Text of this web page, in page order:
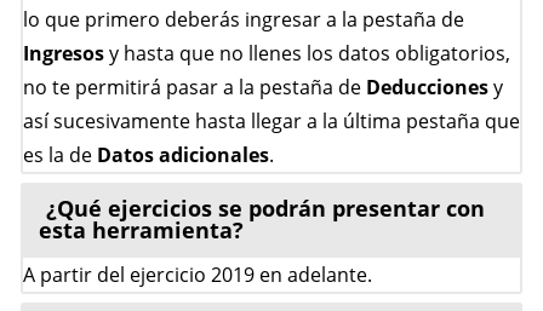
lo que primero deberás ingresar a la pestaña de
Ingresosy hasta que no llenes los datos obligatorios,
no te permitirá pasar a la pestaña de Deduccionesy
así sucesivamente hasta llegar a la última pestaña que
es la de Datos adicionales.
¿Qué ejercicios se podrán presentar con
esta herramienta?
A partir del ejercicio 2019 en adelante.